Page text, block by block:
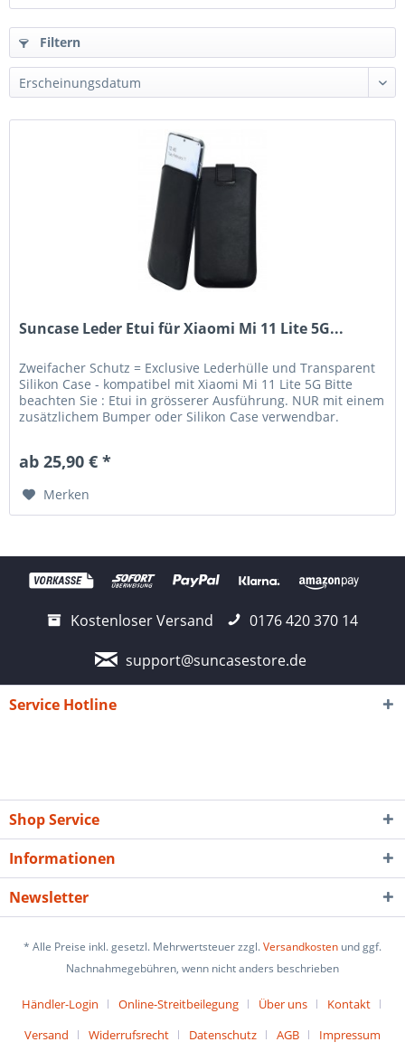
Filtern
Suncase Leder Etui für Xiaomi Mi 11 Lite 5G...
Zweifacher Schutz = Exclusive Lederhülle und Transparent
Silikon Case - kompatibel mit Xiaomi Mi 11 Lite 5G Bitte
beachten Sie : Etui in grösserer Ausführung. NUR mit einem
zusätzlichem Bumper oder Silikon Case verwendbar.
ab 25,90 € *
Merken
Kostenloser Versand
0176 420 370 14
support@suncasestore.de
Service Hotline
Shop Service
Informationen
Newsletter
* Alle Preise inkl. gesetzl. Mehrwertsteuer zzgl.Versandkosten und ggf.
Nachnahmegebühren, wenn nicht anders beschrieben
Händler-Login Online-Streitbeilegung Über uns
Kontakt
Versand
Widerrufsrecht Datenschutz AGB Impressum